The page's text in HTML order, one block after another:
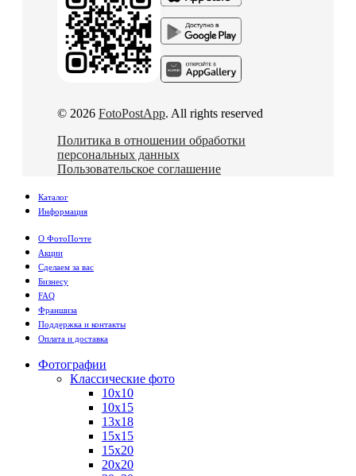
© 2026 FotoPostApp. All rights reserved
Политика в отношении обработки
персональных данных
Пользовательское соглашение
Каталог
Информация
О ФотоПочте
Акции
Сделаем за вас
Бизнесу
FAQ
Франшиза
Поддержка и контакты
Оплата и доставка
Фотографии
Классические фото
10х10
10х15
13х18
15х15
15х20
20х20